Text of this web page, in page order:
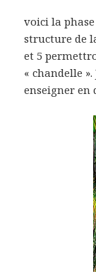
voici la
structure de
et 5
« chandelle
enseigner en